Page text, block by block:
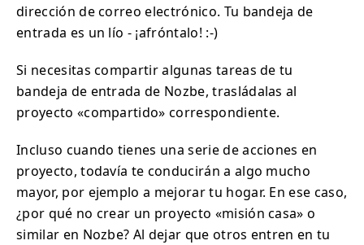
dirección de correo electrónico. Tu bandeja de
entrada es un lío - ¡afróntalo! :-)
Si necesitas compartir algunas tareas de tu
bandeja de entrada de Nozbe, trasládalas al
proyecto «compartido» correspondiente.
Incluso cuando tienes una serie de acciones en
proyecto, todavía te conducirán a algo mucho
mayor, por ejemplo a mejorar tu hogar. En ese caso,
¿por qué no crear un proyecto «misión casa» o
similar en Nozbe? Al dejar que otros entren en tu